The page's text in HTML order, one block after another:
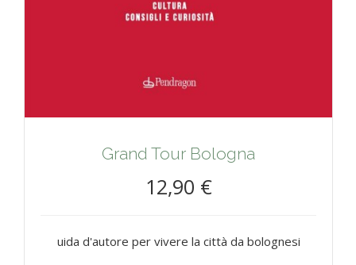
Grand Tour Bologna
12,90 €
uida d'autore per vivere la città da bolognesi